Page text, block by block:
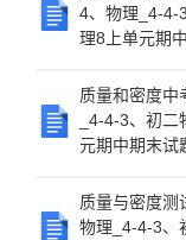
4、物理_4-4-
理8上单元期
质量和密度中
_4-4-3、初
元期中期末试
质量与密度测
物理_4-4-3、